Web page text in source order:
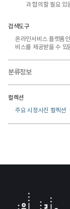
과 협의할 필요 있
검색도구
온라인서비스 플랫폼
비스를 제공받을 수
분류정보
컬렉션
주요 시정사진 컬렉션